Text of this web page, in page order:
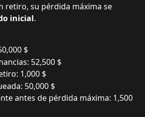
retiro, su pérdida máxima se
inicial.
$
52,500 $
1,000 $
50,000 $
antes de pérdida máxima: 1,500